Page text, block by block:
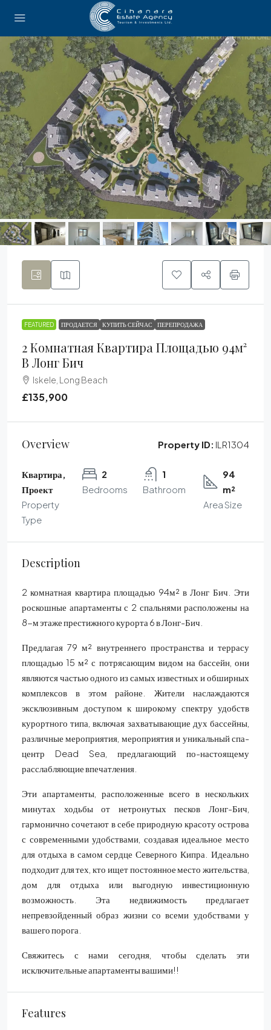
FEATURED ПРОДАЕТСЯ КУПИТЬ СЕЙЧАС ПЕРЕПРОДАЖА
2 Комнатная Квартира Площадью 94м²
В Лонг Бич
Iskele, Long Beach
£135,900
Overview Property ID: ILR1304
Квартира,
Проект
Property
Type
2
Bedrooms
1
Bathroom
94
m²
Area Size
Description
2 комнатная квартира площадью 94м² в Лонг Бич. Эти
роскошные апартаменты с 2 спальнями расположены на
8-м этаже престижного курорта 6 в Лонг-Бич.
Предлагая 79 м² внутреннего пространства и террасу
площадью 15 м² с потрясающим видом на бассейн, они
являются частью одного из самых известных и обширных
комплексов в этом районе. Жители наслаждаются
эксклюзивным доступом к широкому спектру удобств
курортного типа, включая захватывающие дух бассейны,
различные мероприятия, мероприятия и уникальный спа-
центр Dead Sea, предлагающий по-настоящему
расслабляющие впечатления.
Эти апартаменты, расположенные всего в нескольких
минутах ходьбы от нетронутых песков Лонг-Бич,
гармонично сочетают в себе природную красоту острова
с современными удобствами, создавая идеальное место
для отдыха в самом сердце Северного Кипра. Идеально
подходит для тех, кто ищет постоянное место жительства,
дом для отдыха или выгодную инвестиционную
возможность. Эта недвижимость предлагает
непревзойденный образ жизни со всеми удобствами у
вашего порога.
Свяжитесь с нами сегодня, чтобы сделать эти
исключительные апартаменты вашими!!
Features